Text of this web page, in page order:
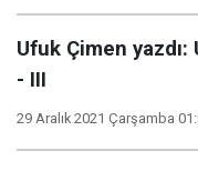
Ufuk Çimen
- III
29 Aralık 2021 Çarşamba